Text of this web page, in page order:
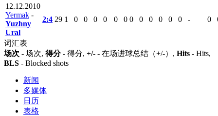
12.12.2010
Yermak -
Yuzhny
Ural
2:4 29 1 0 0 0 0 0 0 0 0 0 0 0 0 - 0
词汇表
场次 - 场次, 得分- 得分, +/- - 在场进球总结（+/-）, Hits - Hits,
BLS - Blocked shots
新闻
多媒体
日历
表格